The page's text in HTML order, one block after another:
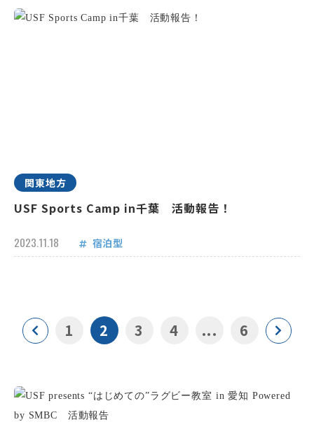
関東地方
USF Sports Camp in千葉 活動報告！
2023.11.18 宿泊型
1 2 3 4 ... 6